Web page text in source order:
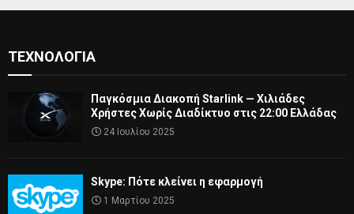
ΤΕΧΝΟΛΟΓΊΑ
Παγκόσμια Διακοπή Starlink — Χιλιάδες
Χρήστες Χωρίς Διαδίκτυο στις 22:00 Ελλάδας
24 Ιουλίου 2025
Skype: Πότε κλείνει η εφαρμογή
1 Μαρτίου 2025